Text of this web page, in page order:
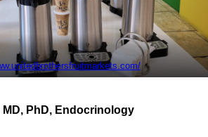
MD, PhD, Endocrinology